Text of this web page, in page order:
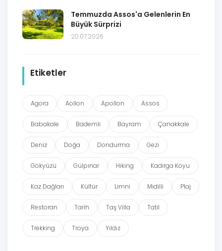
Temmuzda Assos'a Gelenlerin En
Büyük Sürprizi
20.07.2026
Etiketler
Agora Aollon Apollon Assos
Babakale Bademli Bayram Çanakkale
Deniz Doğa Dondurma Gezi
Gökyüzü Gülpınar Hiking Kadırga Koyu
Kaz Dağları Kültür Limni Midilli Plaj
Restoran Tarih Taş Villa Tatil
Trekking Troya Yıldız